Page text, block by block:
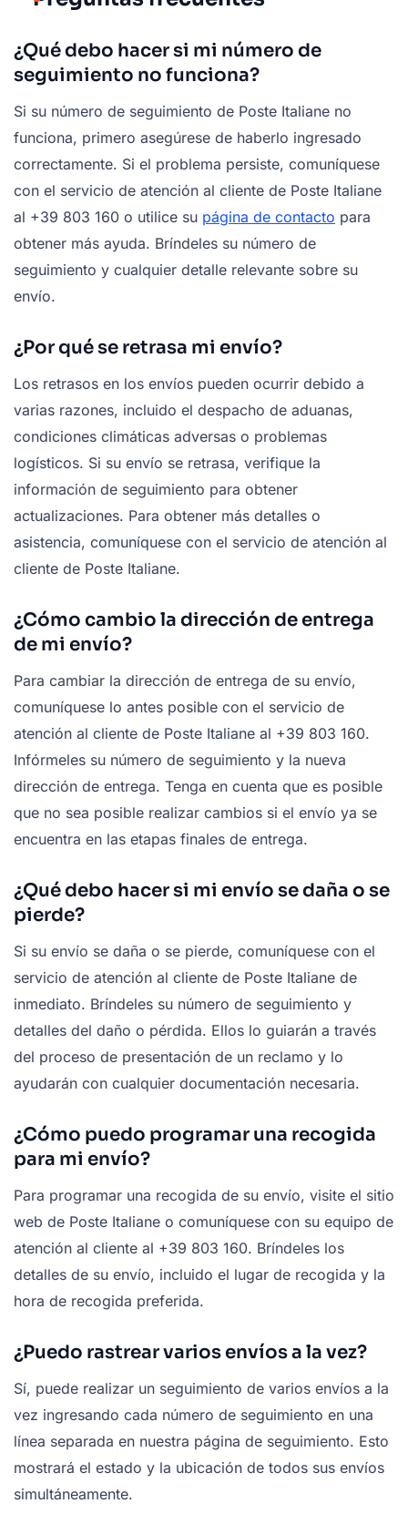
¿Qué debo hacer si mi número de
seguimiento no funciona?
Si su número de seguimiento de Poste Italiane no
funciona, primero asegúrese de haberlo ingresado
correctamente. Si el problema persiste, comuníquese
con el servicio de atención al cliente de Poste Italiane
al +39 803 160 o utilice su página de contacto para
obtener más ayuda. Bríndeles su número de
seguimiento y cualquier detalle relevante sobre su
envío.
¿Por qué se retrasa mi envío?
Los retrasos en los envíos pueden ocurrir debido a
varias razones, incluido el despacho de aduanas,
condiciones climáticas adversas o problemas
logísticos. Si su envío se retrasa, verifique la
información de seguimiento para obtener
actualizaciones. Para obtener más detalles o
asistencia, comuníquese con el servicio de atención al
cliente de Poste Italiane.
¿Cómo cambio la dirección de entrega
de mi envío?
Para cambiar la dirección de entrega de su envío,
comuníquese lo antes posible con el servicio de
atención al cliente de Poste Italiane al +39 803 160.
Infórmeles su número de seguimiento y la nueva
dirección de entrega. Tenga en cuenta que es posible
que no sea posible realizar cambios si el envío ya se
encuentra en las etapas finales de entrega.
¿Qué debo hacer si mi envío se daña o se
pierde?
Si su envío se daña o se pierde, comuníquese con el
servicio de atención al cliente de Poste Italiane de
inmediato. Bríndeles su número de seguimiento y
detalles del daño o pérdida. Ellos lo guiarán a través
del proceso de presentación de un reclamo y lo
ayudarán con cualquier documentación necesaria.
¿Cómo puedo programar una recogida
para mi envío?
Para programar una recogida de su envío, visite el sitio
web de Poste Italiane o comuníquese con su equipo de
atención al cliente al +39 803 160. Bríndeles los
detalles de su envío, incluido el lugar de recogida y la
hora de recogida preferida.
¿Puedo rastrear varios envíos a la vez?
Sí, puede realizar un seguimiento de varios envíos a la
vez ingresando cada número de seguimiento en una
línea separada en nuestra página de seguimiento. Esto
mostrará el estado y la ubicación de todos sus envíos
simultáneamente.